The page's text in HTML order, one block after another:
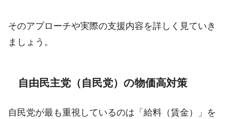
そのアプローチや実際の支援内容を詳しく見ていき
ましょう。
自由民主党（自民党）の物価高対策
自民党が最も重視しているのは「給料（賃金）」を